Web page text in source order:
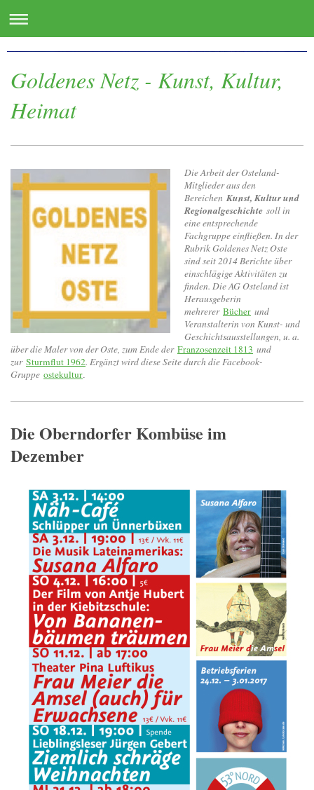
Goldenes Netz - Kunst, Kultur,
Heimat
Die Arbeit der Osteland-
Mitglieder aus den
Bereichen Kunst, Kultur und
Regionalgeschichte soll in
eine entsprechende
Fachgruppe einfließen. In der
Rubrik Goldenes Netz Oste
sind seit 2014 Berichte über
einschlägige Aktivitäten zu
finden. Die AG Osteland ist
Herausgeberin
mehrerer Bücher und
Veranstalterin von Kunst- und
Geschichtsausstellungen, u. a.
über die Maler von der Oste, zum Ende der Franzosenzeit 1813 und
zur Sturmflut 1962. Ergänzt wird diese Seite durch die Facebook-
Gruppe ostekultur
Die Oberndorfer Kombüse im
Dezember